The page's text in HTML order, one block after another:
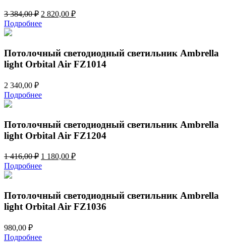
3 384,00₽ Первоначальная
цена
составляла
384,00 ₽.
2 820,00 ₽Текущая
Подробнее
Потолочный светодиодный светильник Ambrella
light Orbital Air FZ1014
2 340,00 ₽
Подробнее
Потолочный светодиодный светильник Ambrella
light Orbital Air FZ1204
1 416,00₽ Первоначальная
цена
составляла
416,00 ₽.
1 180,00 ₽Текущая
Подробнее
Потолочный светодиодный светильник Ambrella
light Orbital Air FZ1036
980,00 ₽
Подробнее